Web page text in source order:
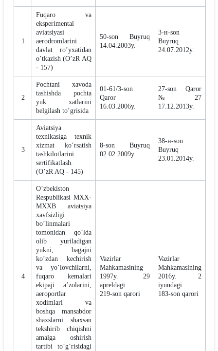
1
Fuqaro va
eksperimental
aviatsiyasi
aerodromlarini
davlat ro’yxatidan
o’tkazish (O’zR АQ
- 157)
50-son Buyruq
14.04.2003y.
3-н-son
Buyruq
24.07.2012y.
2
Pochtani xavoda
tashishda pochta
yuk xatlarini
belgilash to’grisida
01-61/3-son
Qaror
16.03.2006y.
27-son Qaror
№27
17.12.2013y.
3
Aviatsiya
texnikasiga texnik
xizmat ko’rsatish
tashkilotlarini
sertifikatlash.
(O’zR AQ - 145)
8-son Buyruq
02.02.2009y.
38-н-son
Buyruq
23.01.2014y.
4
Oʼzbekiston
Respublikasi MXX-
MXXB aviatsiya
xavfsizligi
boʼlinmalari
tomonidan qoʼlda
olib yuriladigan
yukni, bagajni
koʼzdan kechirish
va yoʼlovchilarni,
fuqaro kemalari
ekipaji aʼzolarini,
aeroportlar
xodimlari va
boshqa mansabdor
shaxslarni shaxsan
tekshirib chiqishni
amalga oshirish
tartibi toʼgʼrisidagi
Vazirlar
Mahkamasining
1997y. 29
apreldagi
219-son qarori
Vazirlar
Mahkamasining
2016y. 2
iyundagi
183-son qarori